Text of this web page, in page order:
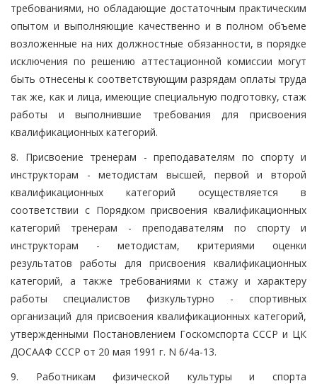
требованиями, но обладающие достаточным практическим
опытом и выполняющие качественно и в полном объеме
возложенные на них должностные обязанности, в порядке
исключения по решению аттестационной комиссии могут
быть отнесены к соответствующим разрядам оплаты труда
так же, как и лица, имеющие специальную подготовку, стаж
работы и выполнившие требования для присвоения
квалификационных категорий.
8. Присвоение тренерам - преподавателям по спорту и
инструкторам - методистам высшей, первой и второй
квалификационных категорий осуществляется в
соответствии с Порядком присвоения квалификационных
категорий тренерам - преподавателям по спорту и
инструкторам - методистам, критериями оценки
результатов работы для присвоения квалификационных
категорий, а также требованиями к стажу и характеру
работы специалистов физкультурно - спортивных
организаций для присвоения квалификационных категорий,
утвержденными Постановлением Госкомспорта СССР и ЦК
ДОСААФ СССР от 20 мая 1991 г. N 6/4а-13.
9. Работникам физической культуры и спорта